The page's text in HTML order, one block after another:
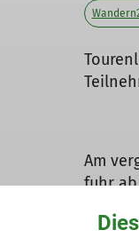
Am
fuhr